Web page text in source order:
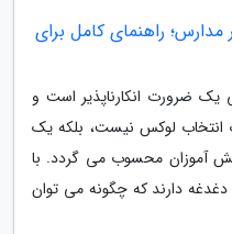
راهنمای کامل برای
ضرورت انکارناپذیر است و
انتخاب لوکس نیست، بلکه یک
آموزان محسوب می گردد. با
دغدغه دارند که چگونه می توان